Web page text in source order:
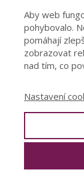
CHCI
Aby web
pohybovalo.
pomáhají
zobrazovat
nad tím, co
Nastavení